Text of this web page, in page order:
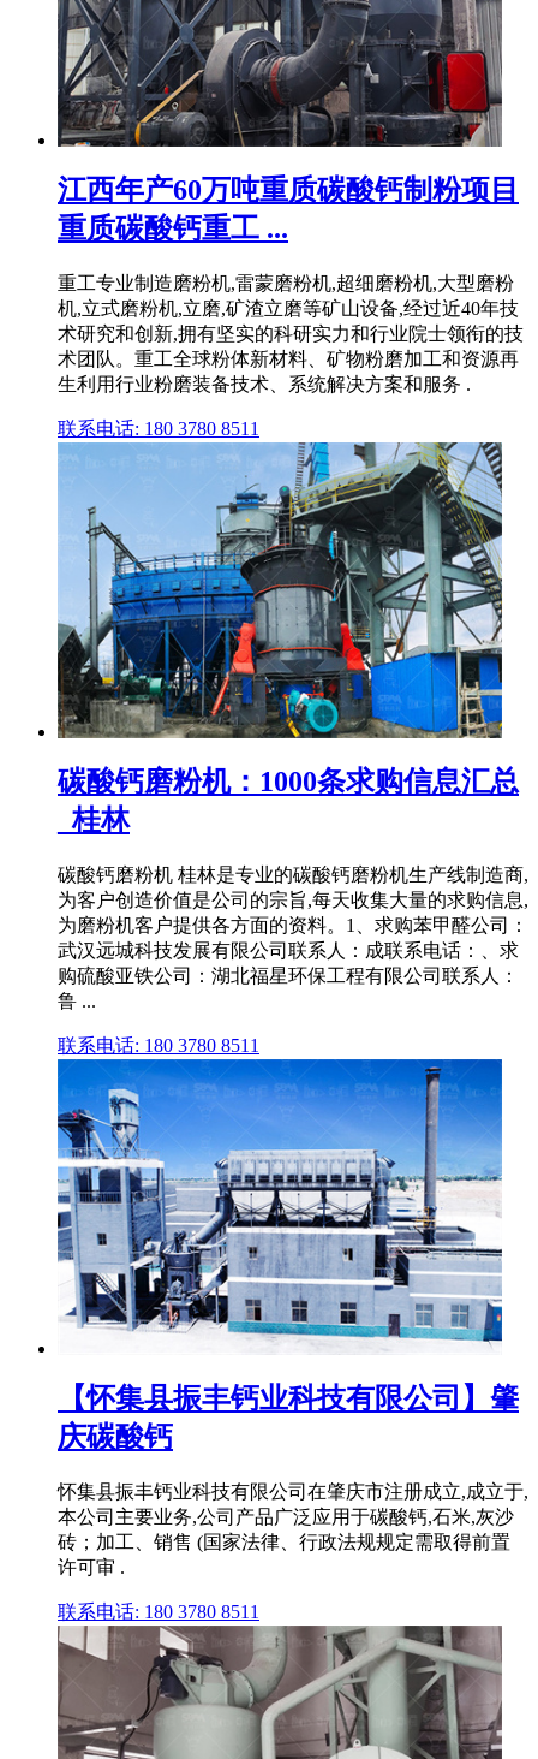
江西年产60万吨重质碳酸钙制粉项目
重质碳酸钙重工 ...
重工专业制造磨粉机,雷蒙磨粉机,超细磨粉机,大型磨粉
机,立式磨粉机,立磨,矿渣立磨等矿山设备,经过近40年技
术研究和创新,拥有坚实的科研实力和行业院士领衔的技
术团队。重工全球粉体新材料、矿物粉磨加工和资源再
生利用行业粉磨装备技术、系统解决方案和服务 .
联系电话: 180 3780 8511
碳酸钙磨粉机：1000条求购信息汇总
_桂林
碳酸钙磨粉机 桂林是专业的碳酸钙磨粉机生产线制造商,
为客户创造价值是公司的宗旨,每天收集大量的求购信息,
为磨粉机客户提供各方面的资料。1、求购苯甲醛公司：
武汉远城科技发展有限公司联系人：成联系电话：、求
购硫酸亚铁公司：湖北福星环保工程有限公司联系人：
鲁 ...
联系电话: 180 3780 8511
【怀集县振丰钙业科技有限公司】肇
庆碳酸钙
怀集县振丰钙业科技有限公司在肇庆市注册成立,成立于,
本公司主要业务,公司产品广泛应用于碳酸钙,石米,灰沙
砖；加工、销售 (国家法律、行政法规规定需取得前置
许可审 .
联系电话: 180 3780 8511